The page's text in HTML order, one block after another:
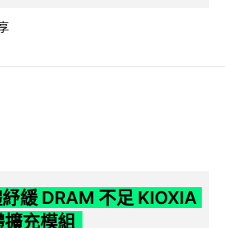
緩 DRAM 不足 KIOXIA
充模組